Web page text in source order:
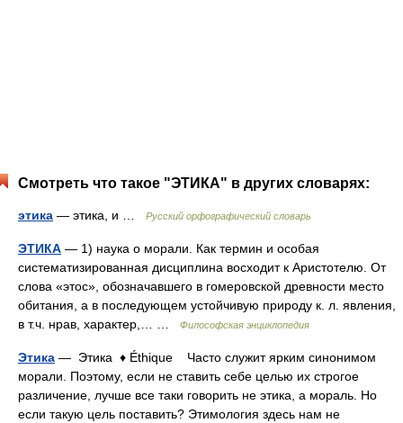
Смотреть что такое "ЭТИКА" в других словарях:
этика — этика, и … Русский орфографический словарь
ЭТИКА — 1) наука о морали. Как термин и особая
систематизированная дисциплина восходит к Аристотелю. От
слова «этос», обозначавшего в гомеровской древности место
обитания, а в последующем устойчивую природу к. л. явления,
в т.ч. нрав, характер,… …
Философская энциклопедия
Этика — Этика ♦ Éthique Часто служит ярким синонимом
морали. Поэтому, если не ставить себе целью их строгое
различение, лучше все таки говорить не этика, а мораль. Но
если такую цель поставить? Этимология здесь нам не